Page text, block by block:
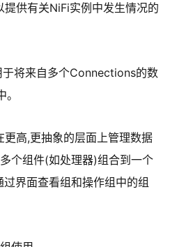
供有关NiFi实例中发生情况的
于将来自多个Connections的数
更高,更抽象的层面上管理数据
个组件(如处理器)组合到一个
界面查看组和操作组中的组